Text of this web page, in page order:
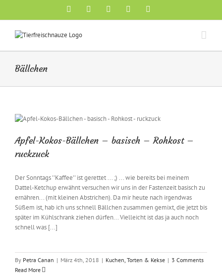
FacebookYouTube Pinterest
Bällchen
Apfel-Kokos-Bällchen – basisch – Rohkost –
ruckzuck
Der Sonntags ''Kaffee'' ist gerettet ... ;) ... wie bereits bei meinem
Dattel-Ketchup erwähnt versuchen wir uns in der Fastenzeit basisch zu
ernähren... (mit kleinen Abstrichen). Da mir heute nach irgendwas
Süßem ist, hab ich uns schnell Bällchen zusammen gemixt, die jetzt bis
später im Kühlschrank ziehen dürfen... Vielleicht ist das ja auch noch
schnell was [...]
By Petra Canan | März 4th, 2018 | Kuchen, Torten & Kekse | 3 Comments
Read More